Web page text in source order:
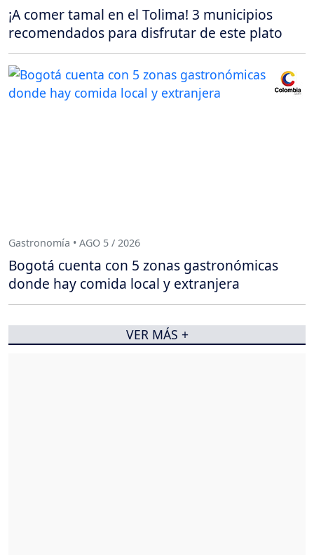
¡A comer tamal en el Tolima! 3 municipios
recomendados para disfrutar de este plato
Gastronomía • AGO 5 / 2026
Bogotá cuenta con 5 zonas gastronómicas
donde hay comida local y extranjera
VER MÁS +